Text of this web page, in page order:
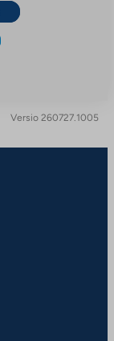
Versio 260727.1005